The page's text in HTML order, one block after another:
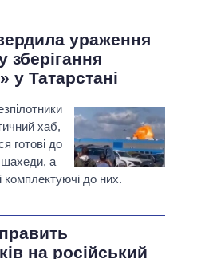
ураження
зберігання
у Татарстані
хаб,
готові до
шахеди, а
комплектуючі до них.
на російський